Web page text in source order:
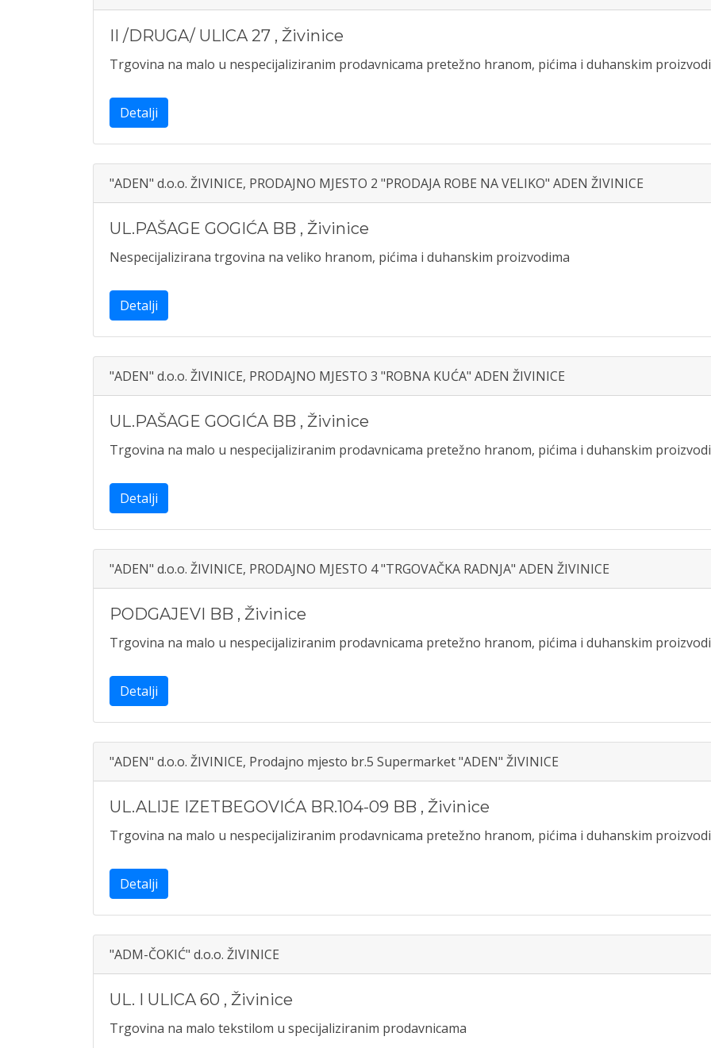
II /DRUGA/ ULICA 27 , Živinice
Trgovina na malo u nespecijaliziranim prodavnicama pretežno hranom, pićima i duhanskim
Detalji
"ADEN" d.o.o. ŽIVINICE, PRODAJNO MJESTO 2 "PRODAJA ROBE NA VELIKO" ADEN ŽIVINICE
UL.PAŠAGE GOGIĆA BB , Živinice
Nespecijalizirana trgovina na veliko hranom, pićima i duhanskim proizvodima
Detalji
"ADEN" d.o.o. ŽIVINICE, PRODAJNO MJESTO 3 "ROBNA KUĆA" ADEN ŽIVINICE
UL.PAŠAGE GOGIĆA BB , Živinice
Trgovina na malo u nespecijaliziranim prodavnicama pretežno hranom, pićima i duhanskim
Detalji
"ADEN" d.o.o. ŽIVINICE, PRODAJNO MJESTO 4 "TRGOVAČKA RADNJA" ADEN ŽIVINICE
PODGAJEVI BB , Živinice
Trgovina na malo u nespecijaliziranim prodavnicama pretežno hranom, pićima i duhanskim
Detalji
"ADEN" d.o.o. ŽIVINICE, Prodajno mjesto br.5 Supermarket "ADEN" ŽIVINICE
UL.ALIJE IZETBEGOVIĆA BR.104-09 BB , Živinice
Trgovina na malo u nespecijaliziranim prodavnicama pretežno hranom, pićima i duhanskim
Detalji
"ADM-ČOKIĆ" d.o.o. ŽIVINICE
UL. I ULICA 60 , Živinice
Trgovina na malo tekstilom u specijaliziranim prodavnicama